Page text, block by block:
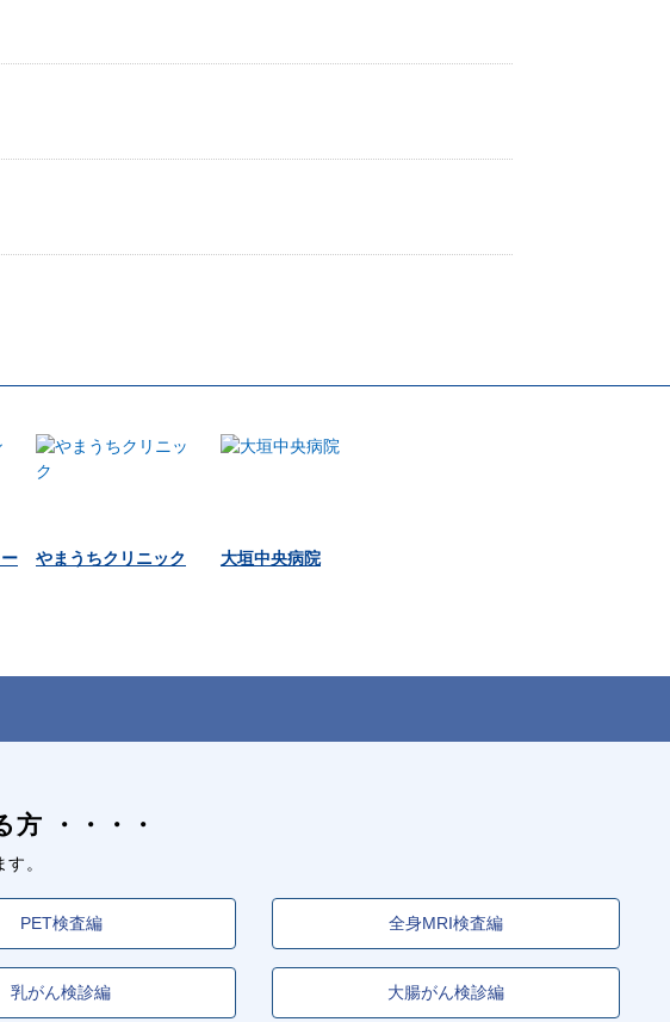
やまうちクリニック 大垣中央病院
方
。
PET検査編 全身MRI検査編
乳がん検診編 大腸がん検診編